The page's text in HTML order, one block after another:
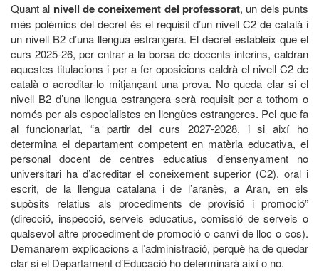
Quant al nivell de coneixement del professorat, un dels punts
més polèmics del decret és el requisit d’un nivell C2 de català i
un nivell B2 d’una llengua estrangera. El decret estableix que el
curs 2025-26, per entrar a la borsa de docents interins, caldran
aquestes titulacions i per a fer oposicions caldrà el nivell C2 de
català o acreditar-lo mitjançant una prova. No queda clar si el
nivell B2 d’una llengua estrangera serà requisit per a tothom o
només per als especialistes en llengües estrangeres. Pel que fa
al funcionariat, “a partir del curs 2027-2028, i si així ho
determina el departament competent en matèria educativa, el
personal docent de centres educatius d’ensenyament no
universitari ha d’acreditar el coneixement superior (C2), oral i
escrit, de la llengua catalana i de l’aranès, a Aran, en els
supòsits relatius als procediments de provisió i promoció”
(direcció, inspecció, serveis educatius, comissió de serveis o
qualsevol altre procediment de promoció o canvi de lloc o cos).
Demanarem explicacions a l’administració, perquè ha de quedar
clar si el Departament d’Educació ho determinarà així o no.